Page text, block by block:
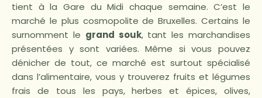
tient à la Gare du Midi chaque semaine. C’est le
marché le plus cosmopolite de Bruxelles. Certains le
surnomment le grand souk, tant les marchandises
présentées y sont variées. Même si vous pouvez
dénicher de tout, ce marché est surtout spécialisé
dans l’alimentaire, vous y trouverez fruits et légumes
frais de tous les pays, herbes et épices, olives,